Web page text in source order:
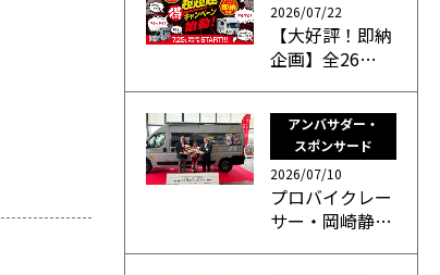
2026/07/22
【大好評！即納
企画】全26…
アンバサダー・
スポンサード
2026/07/10
プロバイクレー
サー・岡崎静…